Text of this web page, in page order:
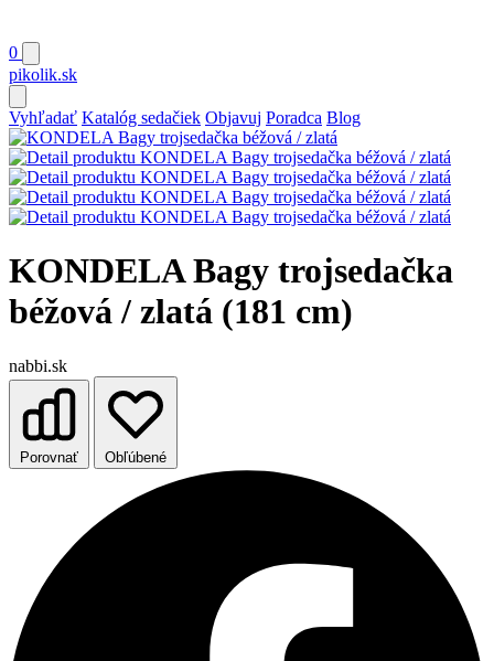
0
pikolik.sk
Vyhľadať Katalóg sedačiek Objavuj Poradca Blog
KONDELA Bagy trojsedačka
béžová / zlatá (181 cm)
nabbi.sk
Porovnať Obľúbené